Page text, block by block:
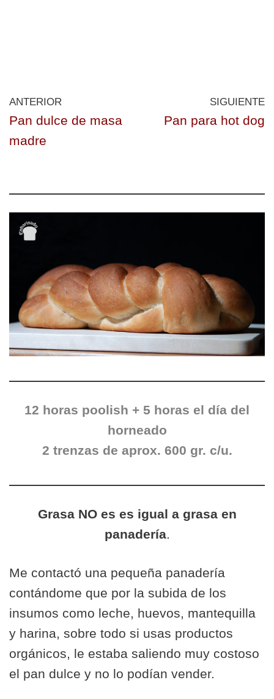
ANTERIOR
Pan dulce de masa
madre
SIGUIENTE
Pan para hot dog
12 horas poolish + 5 horas el día del
horneado
2 trenzas de aprox. 600 gr. c/u.
Grasa NO es es igual a grasa en
panadería.
Me contactó una pequeña panadería
contándome que por la subida de los
insumos como leche, huevos, mantequilla
y harina, sobre todo si usas productos
orgánicos, le estaba saliendo muy costoso
el pan dulce y no lo podían vender.